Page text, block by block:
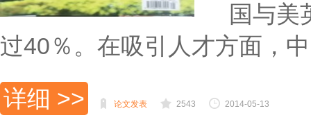
国与美
过40％。在吸引人才方面，
详细 >>
论文发表 2543 2014-05-13